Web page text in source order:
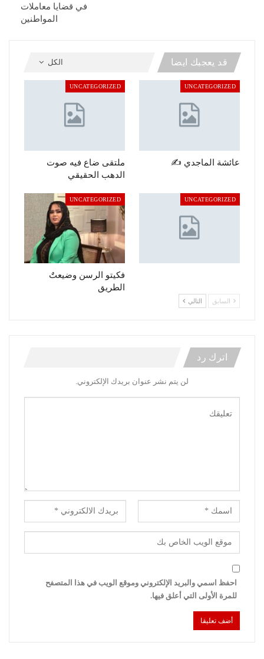
في قضايا معاملات
المواطنين
الكل قد يعجبك ايضا
UNCATEGORIZED
عائشة الماجدي ✍️
UNCATEGORIZED
ملتقى ضاع فيه صوت
الدهب الحقيقي
UNCATEGORIZED
UNCATEGORIZED
فكيتو الرسن وضيعتٌ
الطريق
السابق التالي
اترك رد
لن يتم نشر عنوان بريدك الإلكتروني.
احفظ اسمي والبريد الإلكتروني وموقع الويب في هذا المتصفح
للمرة الأولى التي أعلق فيها.